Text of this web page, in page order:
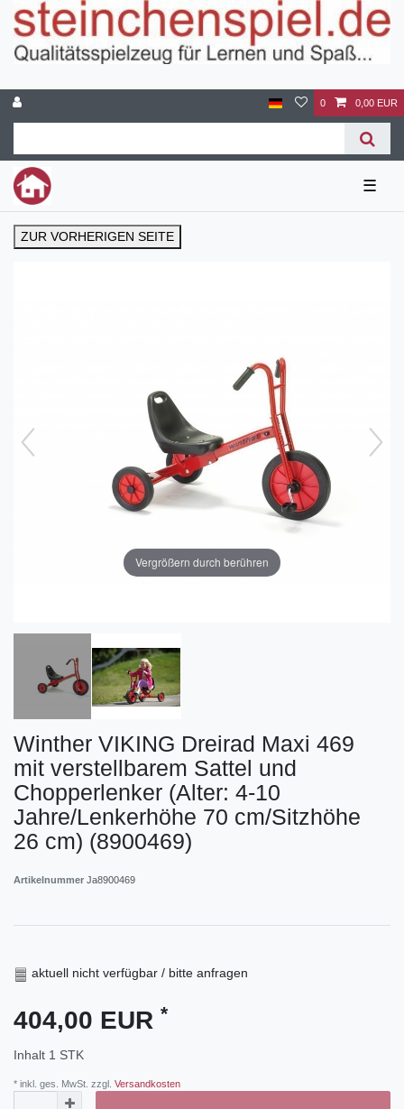
0 0,00 EUR
☰
ZUR VORHERIGEN SEITE
Vergrößern durch berühren
Winther VIKING Dreirad Maxi 469
mit verstellbarem Sattel und
Chopperlenker (Alter: 4-10
Jahre/Lenkerhöhe 70 cm/Sitzhöhe
26 cm) (8900469)
Artikelnummer Ja8900469
aktuell nicht verfügbar / bitte anfragen
404,00 EUR *
Inhalt 1 STK
* inkl. ges. MwSt. zzgl. Versandkosten